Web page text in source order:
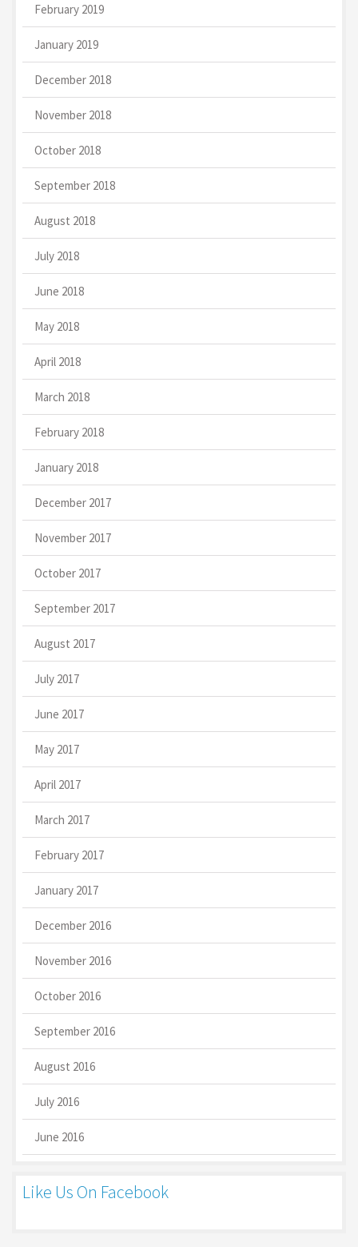
February 2019
January 2019
December 2018
November 2018
October 2018
September 2018
August 2018
July 2018
June 2018
May 2018
April 2018
March 2018
February 2018
January 2018
December 2017
November 2017
October 2017
September 2017
August 2017
July 2017
June 2017
May 2017
April 2017
March 2017
February 2017
January 2017
December 2016
November 2016
October 2016
September 2016
August 2016
July 2016
June 2016
Like Us On Facebook